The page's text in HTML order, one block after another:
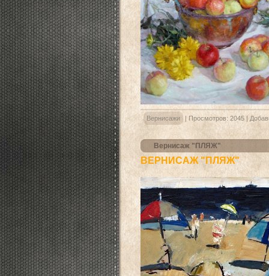
Вернисажи | Просмотров: 2045 |
Вернисаж "ПЛЯЖ"
ВЕРНИСАЖ "ПЛЯЖ"